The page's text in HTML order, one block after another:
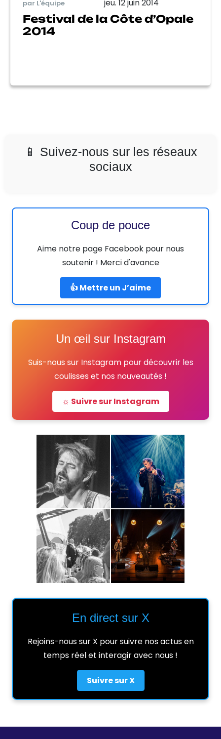
par L'équipe jeu. 12 juin 2014
Festival de la Côte d’Opale
2014
📱 Suivez-nous sur les réseaux
sociaux
Coup de pouce
Aime notre page Facebook pour nous
soutenir ! Merci d'avance
👍 Mettre un J’aime
Un œil sur Instagram
Suis-nous sur Instagram pour découvrir les
coulisses et nos nouveautés !
☼ Suivre sur Instagram
En direct sur X
Rejoins-nous sur X pour suivre nos actus en
temps réel et interagir avec nous !
Suivre sur X